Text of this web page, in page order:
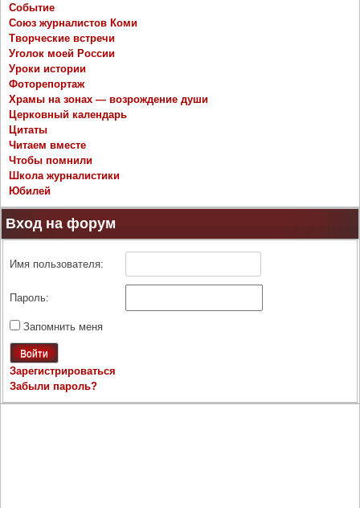
Событие
Союз журналистов Коми
Творческие встречи
Уголок моей России
Уроки истории
Фоторепортаж
Храмы на зонах — возрождение души
Церковный календарь
Цитаты
Читаем вместе
Чтобы помнили
Школа журналистики
Юбилей
Вход на форум
Имя пользователя:
Пароль:
Запомнить меня
Войти
Зарегистрироваться
Забыли пароль?